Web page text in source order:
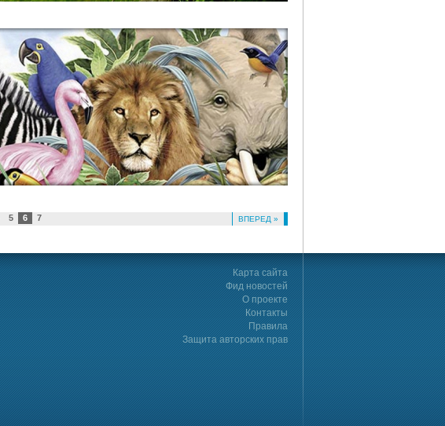
ВПЕРЕД »
5 6 7
Карта сайта
Фид новостей
О проекте
Контакты
Правила
Защита авторских прав